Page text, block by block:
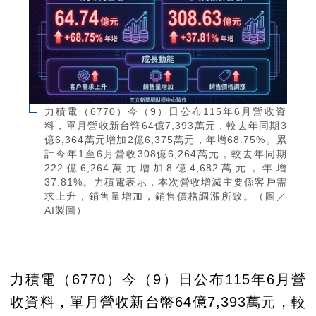
力積電（6770）今（9）日公布115年6月營收資
料，單月營收新台幣64億7,393萬元，較去年同期3
億6,364萬元增加2億6,375萬元，年增68.75%。累
計今年1至6月營收308億6,264萬元，較去年同期
222億6,264萬元增加8億4,682萬元，年增
37.81%。力積電表示，本次營收增減主要係客戶需
求上升，銷售量增加，銷售價格調漲所致。（圖／
AI製圖）
力積電（6770）今（9）日公布115年6月營
收資料，單月營收新台幣64億7,393萬元，較